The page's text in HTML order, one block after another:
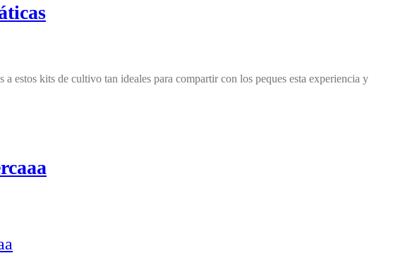
estos kits de cultivo tan ideales para compartir con los peques esta experiencia y